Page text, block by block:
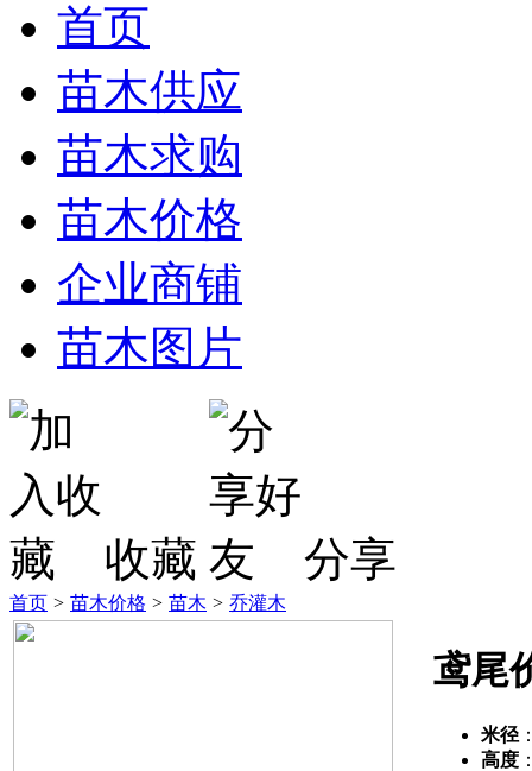
首页
苗木供应
苗木求购
苗木价格
企业商铺
苗木图片
收藏 分享
首页 > 苗木价格 > 苗木 > 乔灌木
鸢尾
米径
高度